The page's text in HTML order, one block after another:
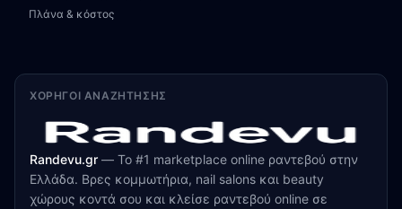
Πλάνα & κόστος
ΧΟΡΗΓΟΊ ΑΝΑΖΉΤΗΣΗΣ
Randevu.gr — Το #1 marketplace online ραντεβού στην
Ελλάδα. Βρες κομμωτήρια, nail salons και beauty
χώρους κοντά σου και κλείσε ραντεβού online σε